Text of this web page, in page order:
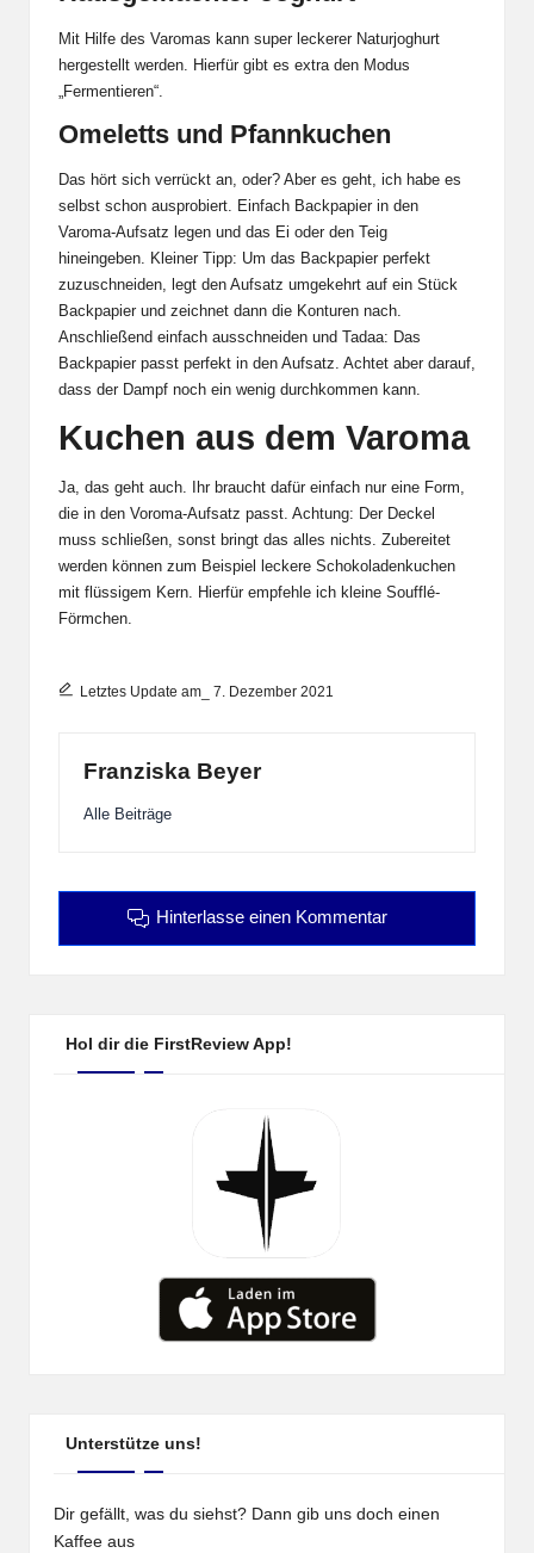
Mit Hilfe des Varomas kann super leckerer Naturjoghurt
hergestellt werden. Hierfür gibt es extra den Modus
„Fermentieren“.
Omeletts und Pfannkuchen
Das hört sich verrückt an, oder? Aber es geht, ich habe es
selbst schon ausprobiert. Einfach Backpapier in den
Varoma-Aufsatz legen und das Ei oder den Teig
hineingeben. Kleiner Tipp: Um das Backpapier perfekt
zuzuschneiden, legt den Aufsatz umgekehrt auf ein Stück
Backpapier und zeichnet dann die Konturen nach.
Anschließend einfach ausschneiden und Tadaa: Das
Backpapier passt perfekt in den Aufsatz. Achtet aber darauf,
dass der Dampf noch ein wenig durchkommen kann.
Kuchen aus dem Varoma
Ja, das geht auch. Ihr braucht dafür einfach nur eine Form,
die in den Voroma-Aufsatz passt. Achtung: Der Deckel
muss schließen, sonst bringt das alles nichts. Zubereitet
werden können zum Beispiel leckere Schokoladenkuchen
mit flüssigem Kern. Hierfür empfehle ich kleine Soufflé-
Förmchen.
Letztes Update am_ 7. Dezember 2021
Franziska Beyer
Alle Beiträge
Hinterlasse einen Kommentar
Hol dir die FirstReview App!
Unterstütze uns!
Dir gefällt, was du siehst? Dann gib uns doch einen
Kaffee aus